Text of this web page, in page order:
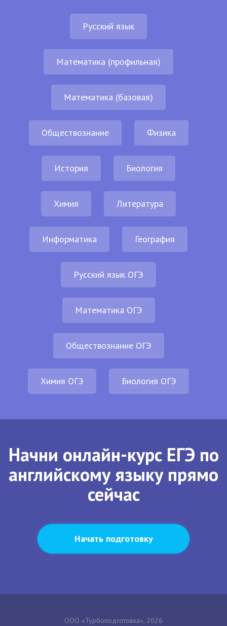
Русский язык
Математика (профильная)
Математика (базовая)
Обществознание Физика
История Биология
Химия Литература
Информатика География
Русский язык ОГЭ
Математика ОГЭ
Обществознание ОГЭ
Химия ОГЭ Биология ОГЭ
Начни онлайн-курс ЕГЭ по
английскому языку прямо
сейчас
Начать подготовку
ООО «Турбоподготовка», 2026